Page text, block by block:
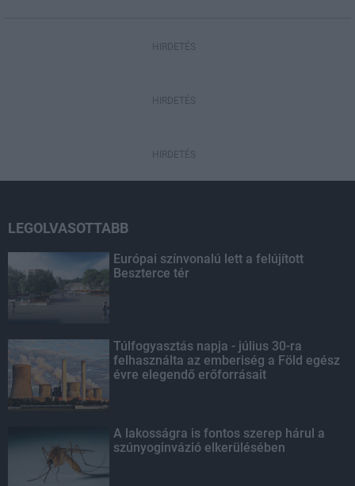
HIRDETÉS
HIRDETÉS
HIRDETÉS
LEGOLVASOTTABB
Európai színvonalú lett a felújított
Beszterce tér
Túlfogyasztás napja - július 30-ra
felhasználta az emberiség a Föld egész
évre elegendő erőforrásait
A lakosságra is fontos szerep hárul a
szúnyoginvázió elkerülésében